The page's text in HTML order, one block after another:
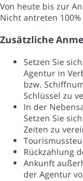
Von heute bis zur
Nicht antreten
Zusätzliche
Setzen Sie
Agentur in
bzw.
Schlüssel zu
In der
Setzen Sie
Zeiten zu
Rückzahlung
Ankunft
der Agentur